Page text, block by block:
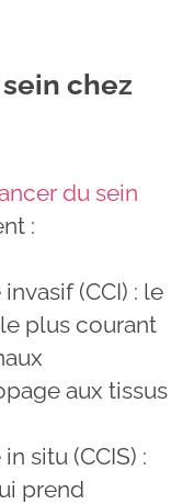
chez
du sein
:
(CCI) : le
plus courant
aux tissus
situ (CCIS) :
prend